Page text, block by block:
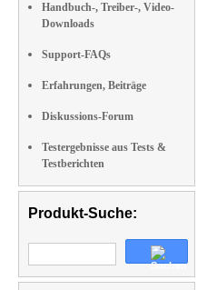
Handbuch-, Treiber-, Video-
Downloads
Support-FAQs
Erfahrungen, Beiträge
Diskussions-Forum
Testergebnisse aus Tests &
Testberichten
Produkt-Suche: